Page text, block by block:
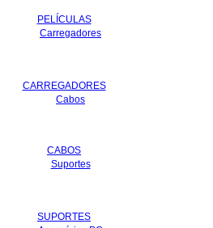
PELÍCULAS
CARREGADORES
CABOS
SUPORTES